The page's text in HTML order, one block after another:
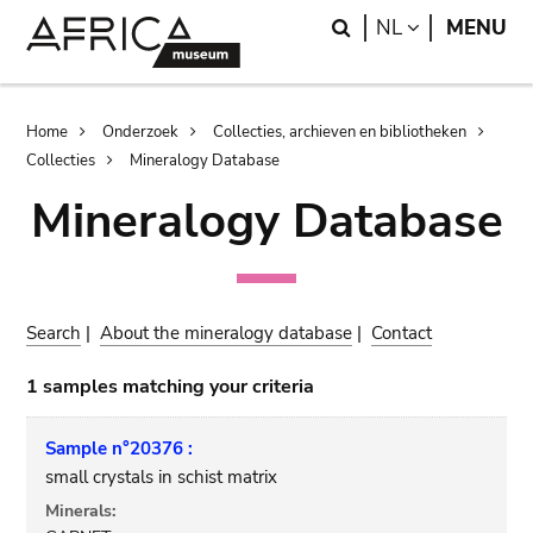
Search
NL LANGUAGE
MENU
Breadcrumb
Home Onderzoek
Collecties, archieven en bibliotheken
Collecties
Mineralogy Database
Mineralogy Database
Search |About the mineralogy database | Contact
1 samples matching your criteria
Sample n°20376 :
small crystals in schist matrix
Minerals: